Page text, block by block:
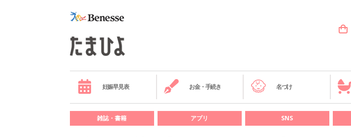
妊娠早見表 お金・手続き 名づけ
雑誌・書籍 アプリ SNS